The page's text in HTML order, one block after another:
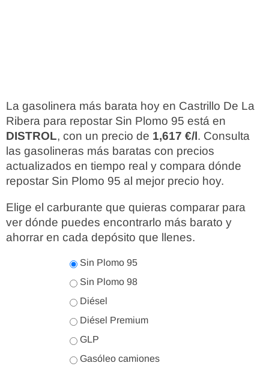
La gasolinera más barata hoy en Castrillo De La
Ribera para repostar Sin Plomo 95 está en
DISTROL, con un precio de 1,617 €/l. Consulta
las gasolineras más baratas con precios
actualizados en tiempo real y compara dónde
repostar Sin Plomo 95 al mejor precio hoy.
Elige el carburante que quieras comparar para
ver dónde puedes encontrarlo más barato y
ahorrar en cada depósito que llenes.
Sin Plomo 95
Sin Plomo 98
Diésel
Diésel Premium
GLP
Gasóleo camiones